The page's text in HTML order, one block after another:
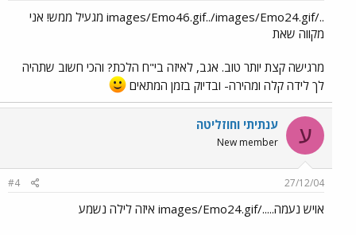
../images/Emo46.gif../images/Emo24.gif מגעיל ממש! אני
מקווה שאת
מרגישה קצת יותר טוב. אגב, לאיזה בי"ח הלכת? והכי חשוב שתהיה
לך לידה קלה ומהירה- ובדיוק בזמן המתאים
ע ענתיתי וחוזליטה
New member
27/12/04
#4
אויש נעמה...../images/Emo24.gif איזה לילה נשמע